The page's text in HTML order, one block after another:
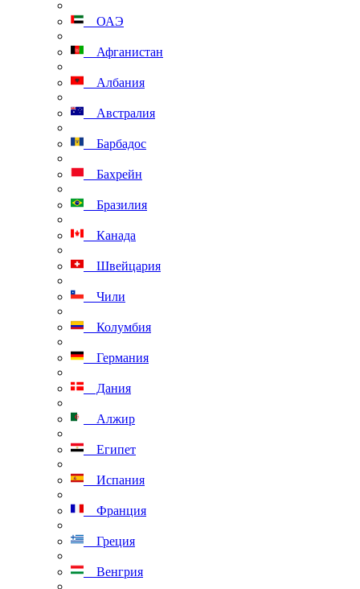
ОАЭ
Афганистан
Албания
Австралия
Барбадос
Бахрейн
Бразилия
Канада
Швейцария
Чили
Колумбия
Германия
Дания
Алжир
Египет
Испания
Франция
Греция
Венгрия